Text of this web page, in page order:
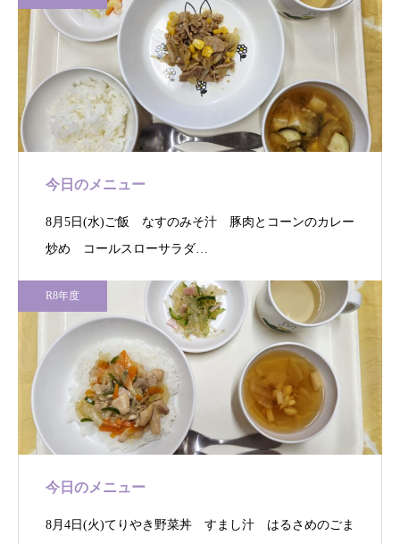
今日のメニュー
8月5日(水)ご飯 なすのみそ汁 豚肉とコーンのカレー
炒め コールスローサラダ…
R8年度
今日のメニュー
8月4日(火)てりやき野菜丼 すまし汁 はるさめのごま